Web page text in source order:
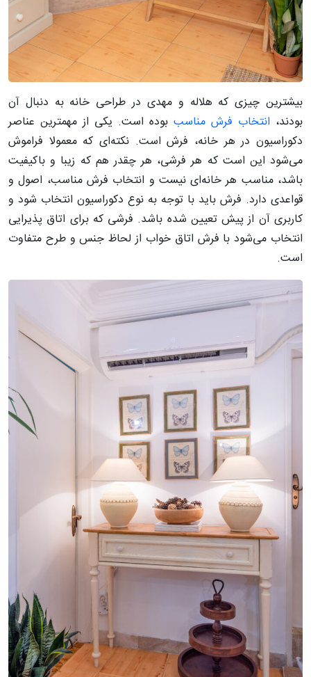
بیشترین چیزی که هلاله و مهدی در طراحی خانه به دنبال آن
بودند، انتخاب فرش مناسب بوده است. یکی از مهمترین عناصر
دکوراسیون در هر خانه، فرش است. نکته‌ای که معمولا فراموش
می‌شود این است که هر فرشی، هر چقدر هم که زیبا و باکیفیت
باشد، مناسب هر خانه‌ای نیست و انتخاب فرش مناسب، اصول و
قواعدی دارد. فرش باید با توجه به نوع دکوراسیون انتخاب شود و
کاربری آن از پیش تعیین شده باشد. فرشی که برای اتاق پذیرایی
انتخاب می‌شود با فرش اتاق خواب از لحاظ جنس و طرح متفاوت
است.